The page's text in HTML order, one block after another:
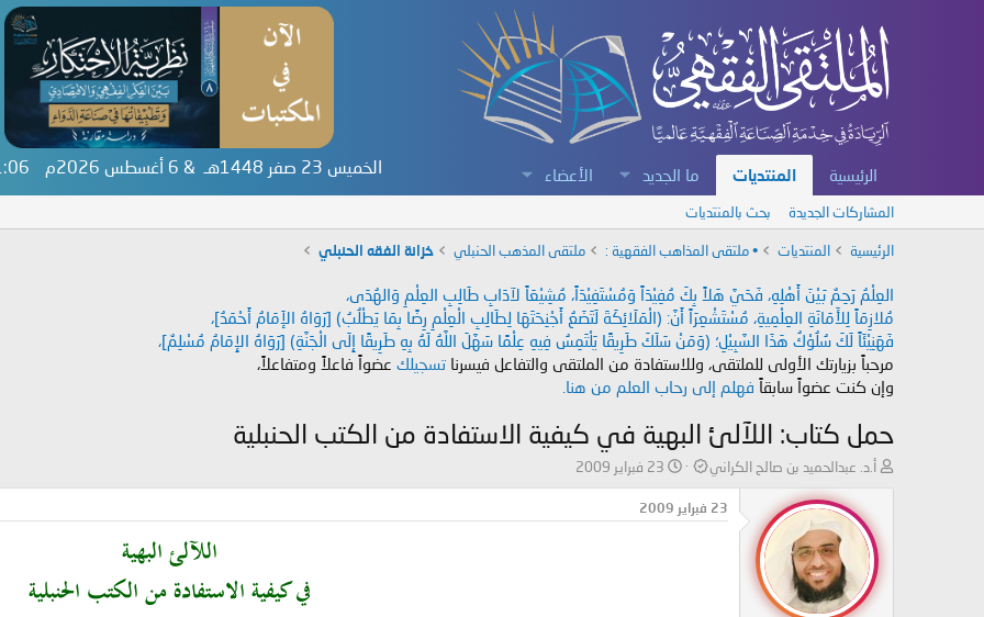
الرئيسية المنتديات ما الجديد الأعضاء الخميس 23 صفر 1448هـ & 6 أغسطس 2026م
المشاركات الجديدة بحث بالمنتديات
الرئيسية المنتديات • ملتقى المذاهب الفقهية : ملتقى المذهب الحنبلي خزانة الفقه الحنبلي
العِلْمُ رَحِمٌ بَيْنَ أَهْلِهِ، فَحَيَّ هَلاً بِكَ مُفِيْدَاً وَمُسْتَفِيْدَاً، مُشِيْعَاً لآدَابِ طَالِبِ العِلْمِ وَالهُدَى،
مُلازِمَاً لِلأَمَانَةِ العِلْمِيةِ، مُسْتَشْعِرَاً أَنَّ: (الْمَلَائِكَةَ لَتَضَعُ أَجْنِحَتَهَا لِطَالِبِ الْعِلْمِ رِضًا بِمَا يَطْلُبُ) [رَوَاهُ الإَمَامُ أَحْمَدُ]،
فَهَنِيْئَاً لَكَ سُلُوْكُ هَذَا السَّبِيْلِ؛ (وَمَنْ سَلَكَ طَرِيقًا يَلْتَمِسُ فِيهِ عِلْمًا سَهَّلَ اللَّهُ لَهُ بِهِ طَرِيقًا إِلَى الْجَنَّةِ) [رَوَاهُ الإِمَامُ مُسْلِمٌ]،
مرحباً بزيارتك الأولى للملتقى، وللاستفادة من الملتقى والتفاعل فيسرنا تسجيلك عضواً فاعلاً ومتفاعلاً،
وإن كنت عضواً سابقاً فهلم إلى رحاب العلم من هنا.
حمل كتاب: اللآلئ البهية في كيفية الاستفادة من الكتب الحنبلية
ب
ئ
ا
ل
م
و
أ.د. عبدالحميد بن صالح الكراني
ت
ا
ر
ي
23 فبراير 2009
23 فبراير 2009
اللآلئ البهية
في كيفية الاستفادة من الكتب الحنبلية